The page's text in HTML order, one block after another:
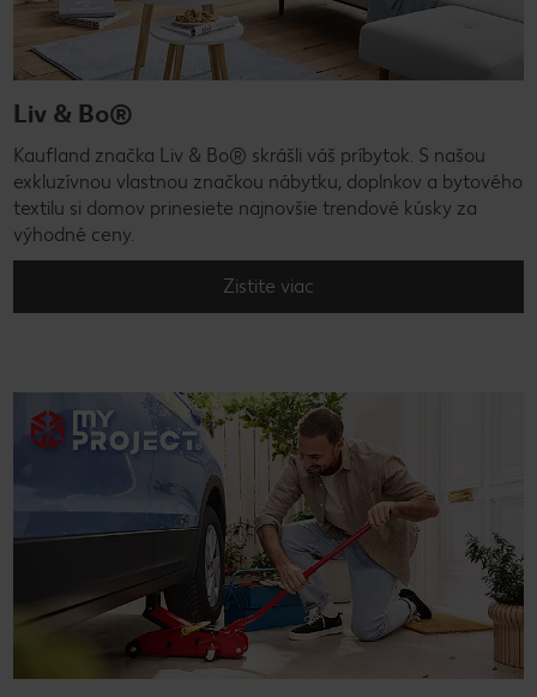
Liv & Bo®
Kaufland značka Liv & Bo® skrášli váš príbytok. S našou
exkluzívnou vlastnou značkou nábytku, doplnkov a bytového
textilu si domov prinesiete najnovšie trendové kúsky za
výhodné ceny.
Zistite viac